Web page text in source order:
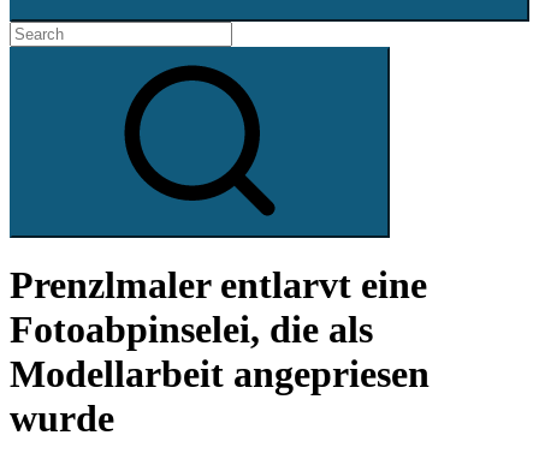
Search
for:
Prenzlmaler entlarvt eine
Fotoabpinselei, die als
Modellarbeit angepriesen
wurde